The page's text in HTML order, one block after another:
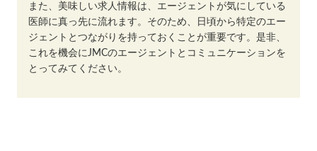
また、美味しい求人情報は、エージェントが気にしている
医師に真っ先に流れます。そのため、日頃から特定のエー
ジェントとつながりを持っておくことが重要です。是非、
これを機会にJMCのエージェントとコミュニケーションを
とってみてください。